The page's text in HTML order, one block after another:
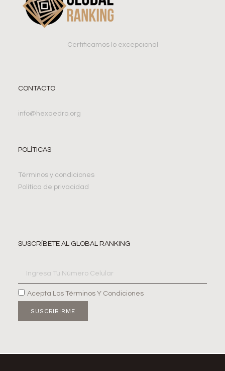
Certificamos lo excepcional
CONTACTO
info@hexaedro.org
POLÍTICAS
Términos y condiciones
Política de privacidad
SUSCRÍBETE AL GLOBAL RANKING
Acepta Los Términos Y Condiciones
SUSCRIBIRME